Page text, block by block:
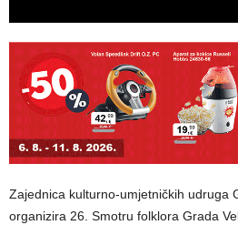
Zajednica kulturno-umjetničkih udruga
organizira 26. Smotru folklora Grada